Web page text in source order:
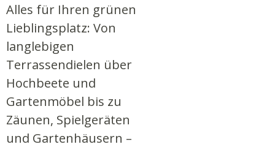
Alles für Ihren grünen
Lieblingsplatz: Von
langlebigen
Terrassendielen über
Hochbeete und
Gartenmöbel bis zu
Zäunen, Spielgeräten
und Gartenhäusern –